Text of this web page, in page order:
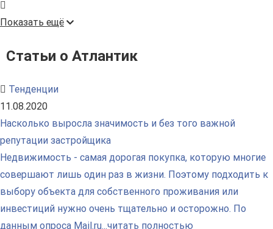
Показать ещё
Статьи о Атлантик
Тенденции
11.08.2020
Насколько выросла значимость и без того важной
репутации застройщика
Недвижимость - самая дорогая покупка, которую многие
совершают лишь один раз в жизни. Поэтому подходить к
выбору объекта для собственного проживания или
инвестиций нужно очень тщательно и осторожно. По
данным опроса Mail.ru...читать полностью